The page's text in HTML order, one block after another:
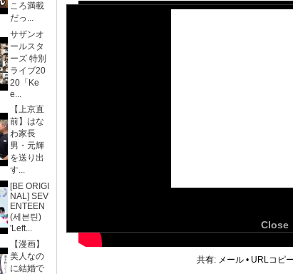
ころ満載
だっ...
サザンオ
ールスタ
ーズ 特別
ライブ20
20「Ke
e...
【上京直
前】はな
わ家長
男・元輝
を送り出
す...
[BE ORIGI
NAL] SEV
ENTEEN
(세븐틴)
'Left...
【漫画】
美人なの
に結婚で
Close
共有: メール • URLコピー